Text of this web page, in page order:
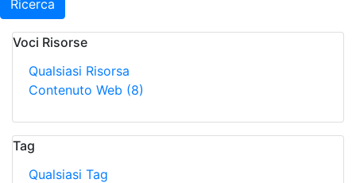
Ricerca
Voci Risorse
Qualsiasi Risorsa
Contenuto Web (8)
Tag
Qualsiasi Tag